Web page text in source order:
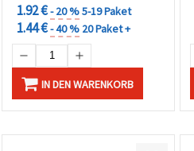
1.92 €- 20 %5-19 Paket
1.44 €- 40 % 20 Paket +
IN DEN WARENKORB